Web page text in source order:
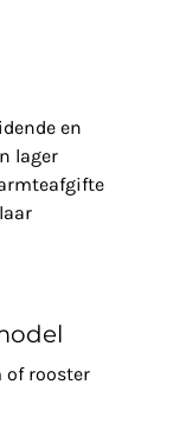
en
lager
of rooster